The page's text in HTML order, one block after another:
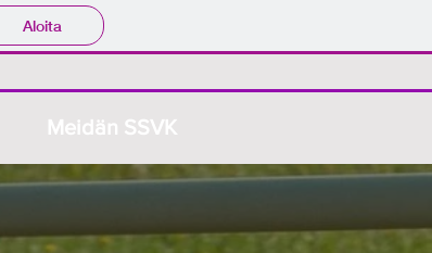
Aloita
Meidän SSVK